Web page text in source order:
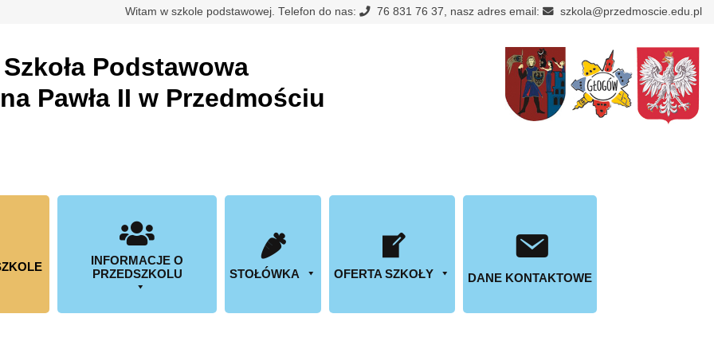
Witam w szkole podstawowej. Telefon do nas: 76 831 76 37, nasz adres email: szkola@przedmoscie.edu.pl
Szkoła Podstawowa
Pawła II w Przedmościu
INFORMACJE O
PRZEDSZKOLU
STOŁÓWKA OFERTA SZKOŁY DANE KONTAKTOWE